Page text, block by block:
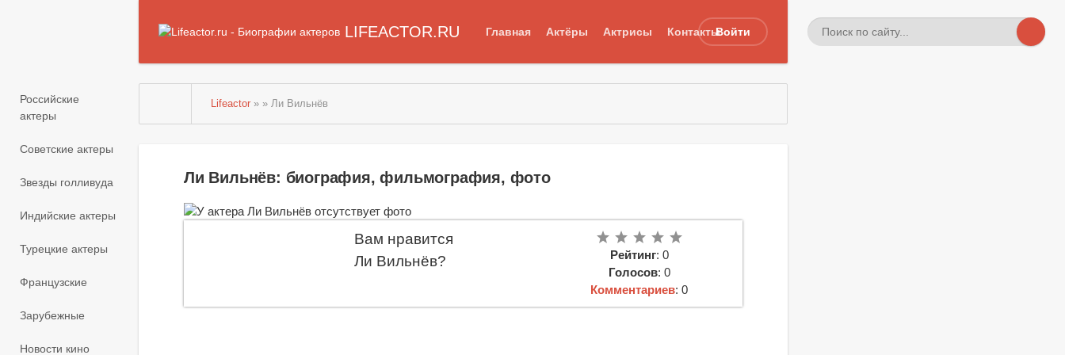
LIFEACTOR.RU Главная Актёры Актрисы КонтактыВойти
Российские
актеры
Советские актеры
Звезды голливуда
Индийские актеры
Турецкие актеры
Французские
Зарубежные
Новости кино
Lifeactor » » Ли Вильнёв
Ли Вильнёв: биография, фильмография, фото
Вам нравится
Ли Вильнёв?
Рейтинг: 0
Голосов: 0
Комментариев: 0